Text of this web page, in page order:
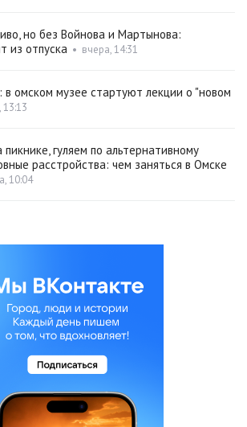
но без Войнова и Мартынова:
из отпуска • вчера, 14:31
омском музее стартуют лекции о "новом
13:13
гуляем по альтернативному
расстройства: чем заняться в Омске
10:04